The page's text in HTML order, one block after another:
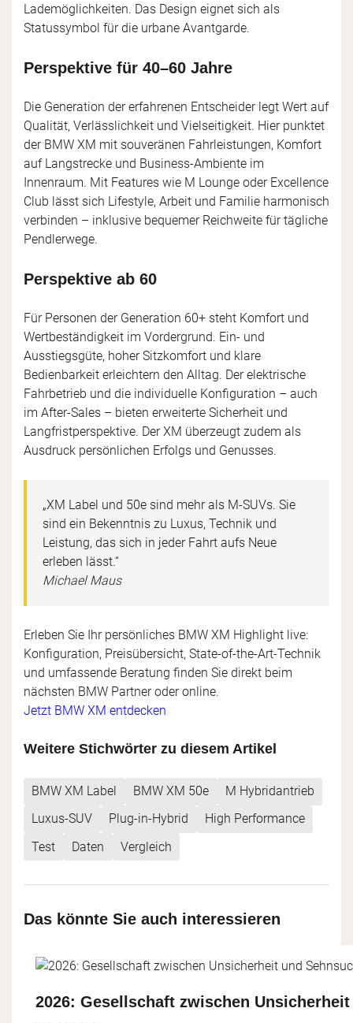
Lademöglichkeiten. Das Design eignet sich als
Statussymbol für die urbane Avantgarde.
Perspektive für 40–60 Jahre
Die Generation der erfahrenen Entscheider legt Wert auf
Qualität, Verlässlichkeit und Vielseitigkeit. Hier punktet
der BMW XM mit souveränen Fahrleistungen, Komfort
auf Langstrecke und Business-Ambiente im
Innenraum. Mit Features wie M Lounge oder Excellence
Club lässt sich Lifestyle, Arbeit und Familie harmonisch
verbinden – inklusive bequemer Reichweite für tägliche
Pendlerwege.
Perspektive ab 60
Für Personen der Generation 60+ steht Komfort und
Wertbeständigkeit im Vordergrund. Ein- und
Ausstiegsgüte, hoher Sitzkomfort und klare
Bedienbarkeit erleichtern den Alltag. Der elektrische
Fahrbetrieb und die individuelle Konfiguration – auch
im After-Sales – bieten erweiterte Sicherheit und
Langfristperspektive. Der XM überzeugt zudem als
Ausdruck persönlichen Erfolgs und Genusses.
„XM Label und 50e sind mehr als M-SUVs. Sie
sind ein Bekenntnis zu Luxus, Technik und
Leistung, das sich in jeder Fahrt aufs Neue
erleben lässt.“
Michael Maus
Erleben Sie Ihr persönliches BMW XM Highlight live:
Konfiguration, Preisübersicht, State-of-the-Art-Technik
und umfassende Beratung finden Sie direkt beim
nächsten BMW Partner oder online.
Jetzt BMW XM entdecken
Weitere Stichwörter zu diesem Artikel
BMW XM Label BMW XM 50e
M Hybridantrieb
Luxus-SUV
Plug-in-Hybrid
High Performance
Test
Daten Vergleich
Das könnte Sie auch interessieren
2026: Gesellschaft zwischen